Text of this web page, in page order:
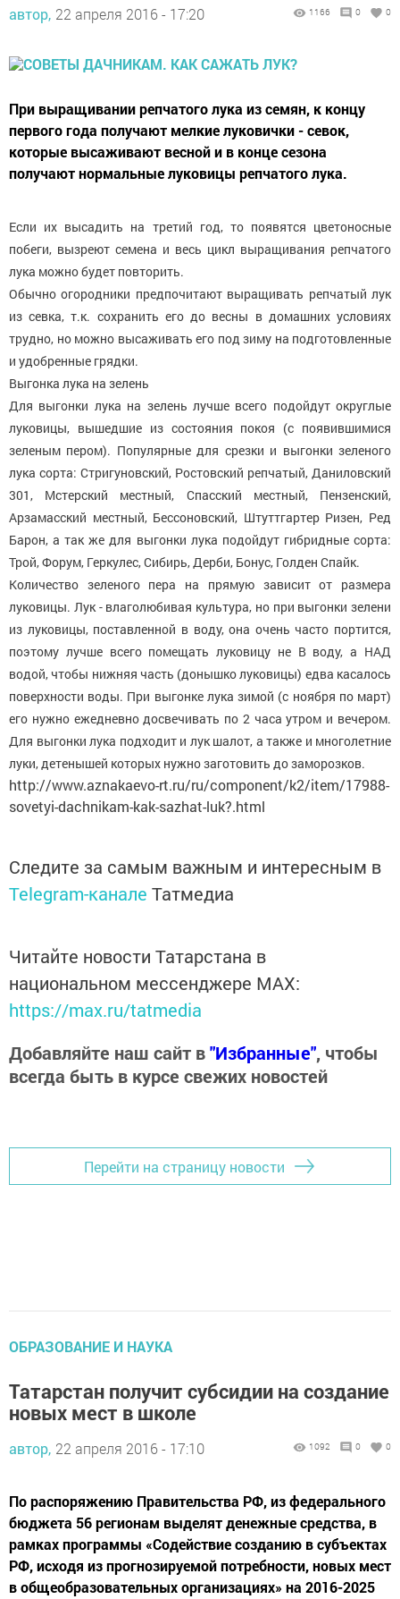
автор, 22 апреля 2016 - 17:20 1166 0 0
При выращивании репчатого лука из семян, к концу
первого года получают мелкие луковички - севок,
которые высаживают весной и в конце сезона
получают нормальные луковицы репчатого лука.
Если их высадить на третий год, то появятся цветоносные
побеги, вызреют семена и весь цикл выращивания репчатого
лука можно будет повторить.
Обычно огородники предпочитают выращивать репчатый лук
из севка, т.к. сохранить его до весны в домашних условиях
трудно, но можно высаживать его под зиму на подготовленные
и удобренные грядки.
Выгонка лука на зелень
Для выгонки лука на зелень лучше всего подойдут округлые
луковицы, вышедшие из состояния покоя (с появившимися
зеленым пером). Популярные для срезки и выгонки зеленого
лука сорта: Стригуновский, Ростовский репчатый, Даниловский
301, Мстерский местный, Спасский местный, Пензенский,
Арзамасский местный, Бессоновский, Штуттгартер Ризен, Ред
Барон, а так же для выгонки лука подойдут гибридные сорта:
Трой, Форум, Геркулес, Сибирь, Дерби, Бонус, Голден Спайк.
Количество зеленого пера на прямую зависит от размера
луковицы. Лук - влаголюбивая культура, но при выгонки зелени
из луковицы, поставленной в воду, она очень часто портится,
поэтому лучше всего помещать луковицу не В воду, а НАД
водой, чтобы нижняя часть (донышко луковицы) едва касалось
поверхности воды. При выгонке лука зимой (с ноября по март)
его нужно ежедневно досвечивать по 2 часа утром и вечером.
Для выгонки лука подходит и лук шалот, а также и многолетние
луки, детенышей которых нужно заготовить до заморозков.
http://www.aznakaevo-rt.ru/ru/component/k2/item/17988-
sovetyi-dachnikam-kak-sazhat-luk?.html
Следите за самым важным и интересным в
Telegram-канале Татмедиа
Читайте новости Татарстана в
национальном мессенджере MАХ:
https://max.ru/tatmedia
Добавляйте наш сайт в"Избранные", чтобы
всегда быть в курсе свежих новостей
Перейти на страницу новости
ОБРАЗОВАНИЕ И НАУКА
Татарстан получит субсидии на создание
новых мест в школе
автор, 22 апреля 2016 - 17:10 1092 0 0
По распоряжению Правительства РФ, из федерального
бюджета 56 регионам выделят денежные средства, в
рамках программы «Содействие созданию в субъектах
РФ, исходя из прогнозируемой потребности, новых мест
в общеобразовательных организациях» на 2016-2025